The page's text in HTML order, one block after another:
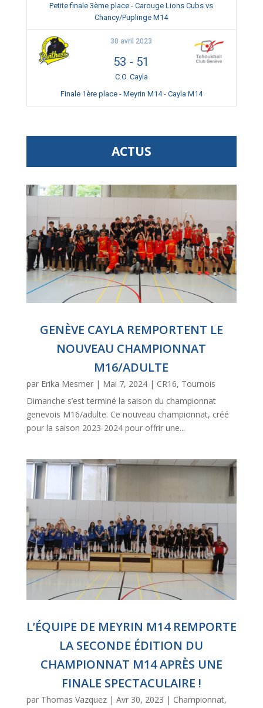
Petite finale 3ème place - Carouge Lions Cubs vs
Chancy/Puplinge M14
30 avril 2023
53 - 51
C.O. Cayla
Finale 1ère place - Meyrin M14 - Cayla M14
ACTUS
GENÈVE CAYLA REMPORTENT LE
NOUVEAU CHAMPIONNAT
M16/ADULTE
par Erika Mesmer| Mai 7, 2024| CR16, Tournois
Dimanche s’est terminé la saison du championnat
genevois M16/adulte. Ce nouveau championnat, créé
pour la saison 2023-2024 pour offrir une...
L’ÉQUIPE DE MEYRIN M14 REMPORTE
LA SECONDE ÉDITION DU
CHAMPIONNAT M14 APRÈS UNE
FINALE SPECTACULAIRE !
par Thomas Vazquez| Avr 30, 2023 | Championnat,